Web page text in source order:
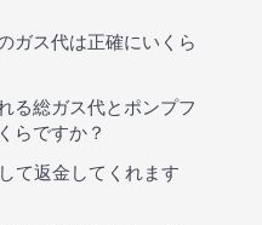
ガス代は正確にいくら
る総ガス代とポンプフ
らですか？
て返金してくれます